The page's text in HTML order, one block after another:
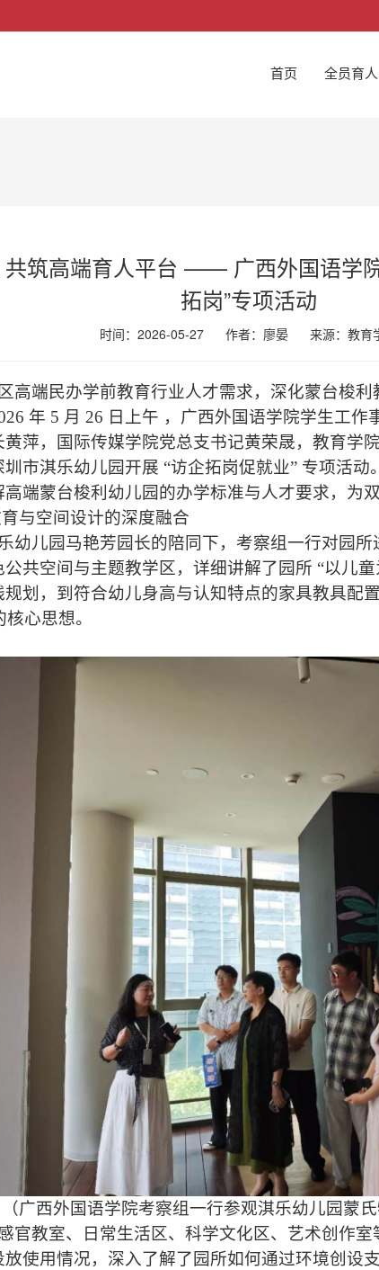
首页 全员育人
筑高端育人平台 —— 广西外国语学
拓岗”专项活动
时间：2026-05-27 作者：廖晏 来源： 教育
高端民办学前教育行业人才需求，深化蒙台梭
年 5 月 26 日上午 ，广西外国语学院学生工
萍，国际传媒学院党总支书记黄荣晟，教育学
市淇乐幼儿园开展 “访企拓岗促就业” 专项活
端蒙台梭利幼儿园的办学标准与人才要求，为
与空间设计的深度融合
幼儿园马艳芳园长的陪同下，考察组一行对园
公共空间与主题教学区，详细讲解了园所 “以儿
划，到符合幼儿身高与认知特点的家具教具配
心思想。
（广西外国语学院考察组一行参观淇乐幼儿园蒙氏
官教室、日常生活区、科学文化区、艺术创作
使用情况，深入了解了园所如何通过环境创设